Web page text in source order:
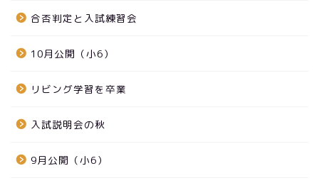
合否判定と入試練習会
10月公開（小6）
リビング学習を卒業
入試説明会の秋
9月公開（小6）